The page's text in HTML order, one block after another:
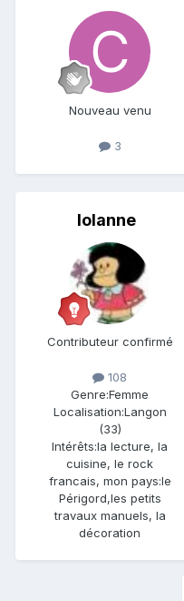
Nouveau venu
3
lolanne
Contributeur confirmé
108
Genre:Femme
Localisation:Langon
(33)
Intérêts:la lecture, la
cuisine, le rock
francais, mon pays:le
Périgord,les petits
travaux manuels, la
décoration